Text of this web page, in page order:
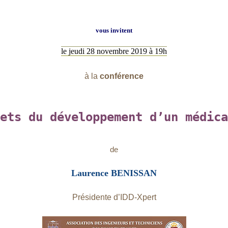
vous invitent
le jeudi 28 novembre 2019 à 19h
à la conférence
du développement d’un
de
Laurence BENISSAN
Présidente d’IDD-Xpert